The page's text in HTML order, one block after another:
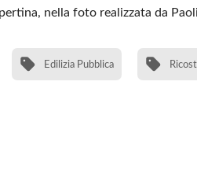
nella foto realizzata da
Edilizia Pubblica